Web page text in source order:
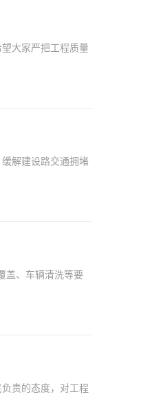
大家严把工程质量
解建设路交通拥堵
盖、车辆清洗等要
责的态度，对工程